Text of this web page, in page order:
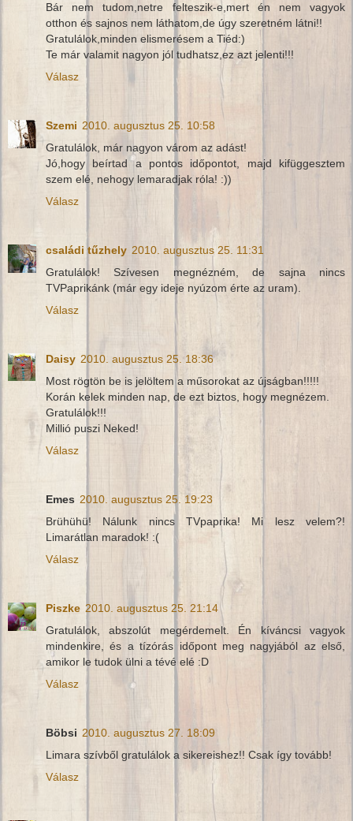
Bár nem tudom,netre felteszik-e,mert én nem vagyok
otthon és sajnos nem láthatom,de úgy szeretném látni!!
Gratulálok,minden elismerésem a Tiéd:)
Te már valamit nagyon jól tudhatsz,ez azt jelenti!!!
Válasz
Szemi 2010. augusztus 25. 10:58
Gratulálok, már nagyon várom az adást!
Jó,hogy beírtad a pontos időpontot, majd kifüggesztem
szem elé, nehogy lemaradjak róla! :))
Válasz
családi tűzhely 2010. augusztus 25. 11:31
Gratulálok! Szívesen megnézném, de sajna nincs
TVPaprikánk (már egy ideje nyúzom érte az uram).
Válasz
Daisy 2010. augusztus 25. 18:36
Most rögtön be is jelöltem a műsorokat az újságban!!!!!
Korán kelek minden nap, de ezt biztos, hogy megnézem.
Gratulálok!!!
Millió puszi Neked!
Válasz
Emes 2010. augusztus 25. 19:23
Brühühü! Nálunk nincs TVpaprika! Mi lesz velem?!
Limarátlan maradok! :(
Válasz
Piszke 2010. augusztus 25. 21:14
Gratulálok, abszolút megérdemelt. Én kíváncsi vagyok
mindenkire, és a tízórás időpont meg nagyjából az első,
amikor le tudok ülni a tévé elé :D
Válasz
Böbsi 2010. augusztus 27. 18:09
Limara szívből gratulálok a sikereishez!! Csak így tovább!
Válasz